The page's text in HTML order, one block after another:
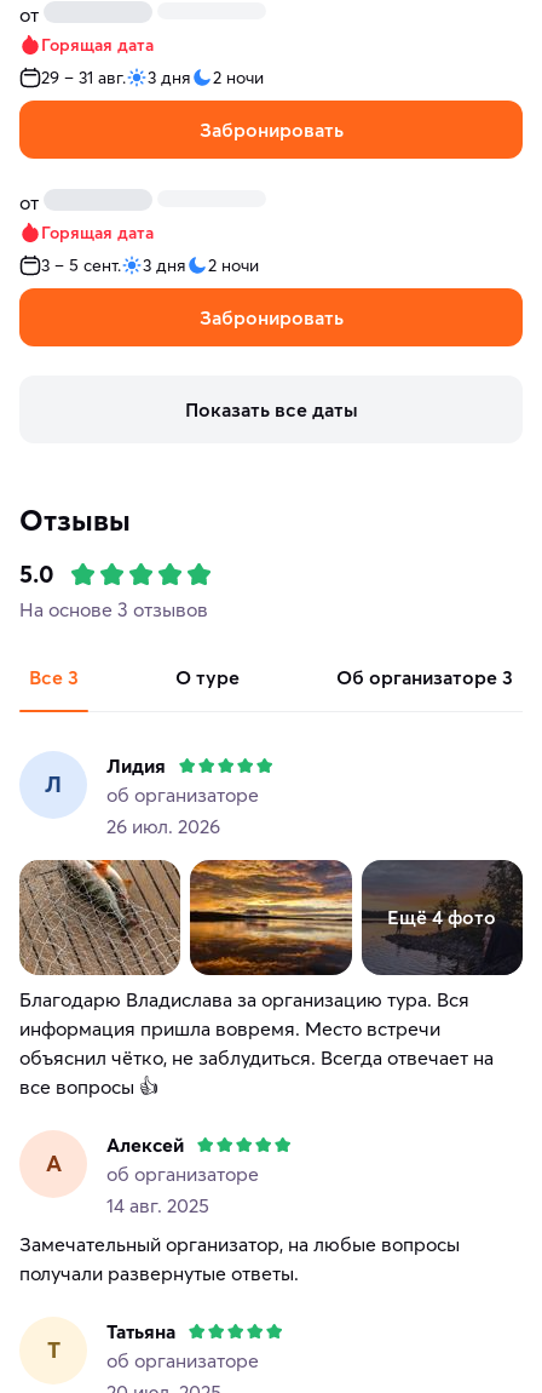
от
Горящая дата
29 – 31 авг.
3 дня 2 ночи
Забронировать
от
Горящая дата
3 – 5 сент.
3 дня 2 ночи
Забронировать
Показать все даты
Отзывы
5.0
На основе 3 отзывов
Все 3 о туре об организаторе 3
Л
Лидия
об организаторе
26 июл. 2026
Ещё 4 фото
Благодарю Владислава за организацию тура. Вся
информация пришла вовремя. Место встречи
объяснил чётко, не заблудиться. Всегда отвечает на
все вопросы 👍
А
Алексей
об организаторе
14 авг. 2025
Замечательный организатор, на любые вопросы
получали развернутые ответы.
Т
Татьяна
об организаторе